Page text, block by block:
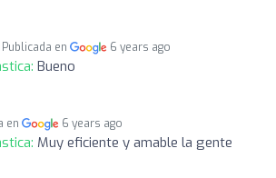
Publicada en 6 years ago
Bueno
en 6 years ago
Muy eficiente y amable la gente